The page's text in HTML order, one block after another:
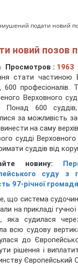
подати новий
новий позов
Просмотров : 1963
стати частиною
600
Верховного
Понад 600
за можливість
на саму
судді
суддів від
новину:
суду з
97-річної
що система
на прикладі
яка судилася
всю судову
до
рішення і
Європейський